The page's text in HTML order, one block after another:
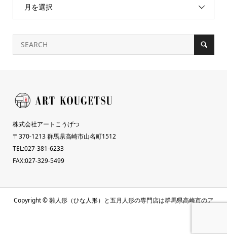
月を選択
株式会社アートこうげつ
〒370-1213 群馬県高崎市山名町1512
TEL:027-381-6233
FAX:027-329-5499
Copyright ©雛人形（ひな人形）と五月人形の専門店は群馬県高崎市のア